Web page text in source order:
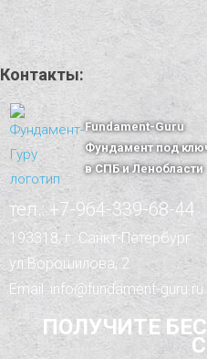
Контакты:
Fundament-Guru
Фундамент под
в СПБ и Ленобласти
тел.: +7-964-339-68-44
193318, г. Санкт-Петербург
ул.Ворошилова, 2
Email: info@fundament-guru.ru
ПОЛУЧИТЕ